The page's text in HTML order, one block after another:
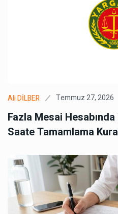
Ali DİLBER Temmuz 27, 2026
Fazla Mesai
Saate Tamamlama